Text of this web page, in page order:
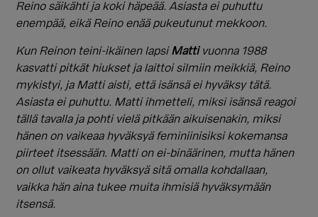
Reino säikähti ja koki häpeää. Asiasta ei puhuttu
enempää, eikä Reino enää pukeutunut mekkoon.
Kun Reinon teini-ikäinen lapsiMattivuonna 1988
kasvatti pitkät hiukset ja laittoi silmiin meikkiä, Reino
mykistyi, ja Matti aisti, että isänsä ei hyväksy tätä.
Asiasta ei puhuttu. Matti ihmetteli, miksi isänsä reagoi
tällä tavalla ja pohti vielä pitkään aikuisenakin, miksi
hänen on vaikeaa hyväksyä feminiinisiksi kokemansa
piirteet itsessään. Matti on ei-binäärinen, mutta hänen
on ollut vaikeata hyväksyä sitä omalla kohdallaan,
vaikka hän aina tukee muita ihmisiä hyväksymään
itsensä.